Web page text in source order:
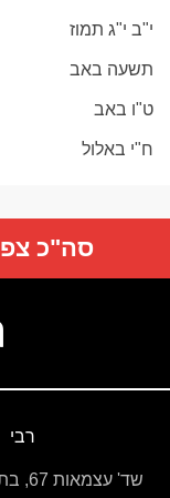
י"ב י"ג תמוז
תשעה באב
ט"ו באב
ח"י באלול
סה"כ
רבי